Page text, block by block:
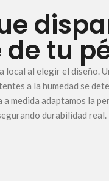
de tu
al elegir el diseño.
a la humedad se
medida adaptamos la
durabilidad real.